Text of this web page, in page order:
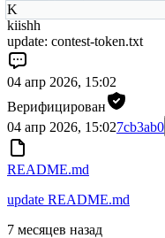
K
kiishh
update: contest-token.txt
04 апр 2026, 15:02
Верифицирован
04 апр 2026, 15:027cb3ab0
README.md
update README.md
7 месяцев назад